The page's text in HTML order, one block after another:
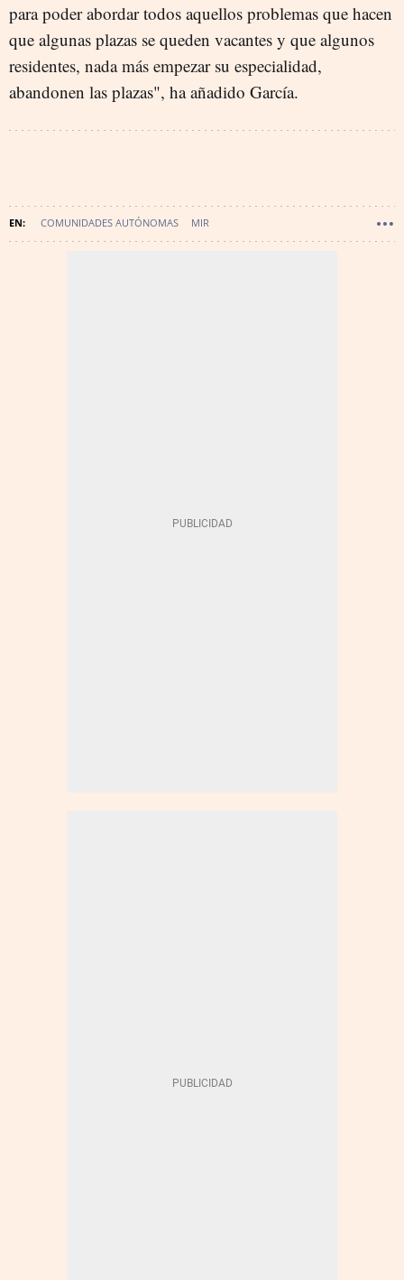
para poder abordar todos aquellos problemas que hacen
que algunas plazas se queden vacantes y que algunos
residentes, nada más empezar su especialidad,
abandonen las plazas", ha añadido García.
COMUNIDADES AUTÓNOMAS MIR